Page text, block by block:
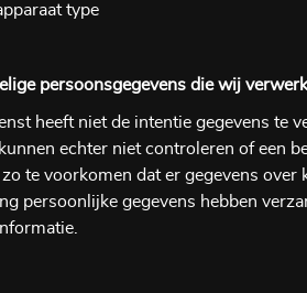
type
persoonsgegevens die wij
heeft niet de intentie gegevens te
echter niet controleren of een
te voorkomen dat er gegevens
persoonlijke gegevens hebben